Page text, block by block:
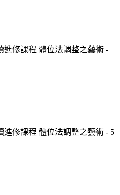
進修課程 體位法調整之藝術 -
進修課程 體位法調整之藝術 - 5